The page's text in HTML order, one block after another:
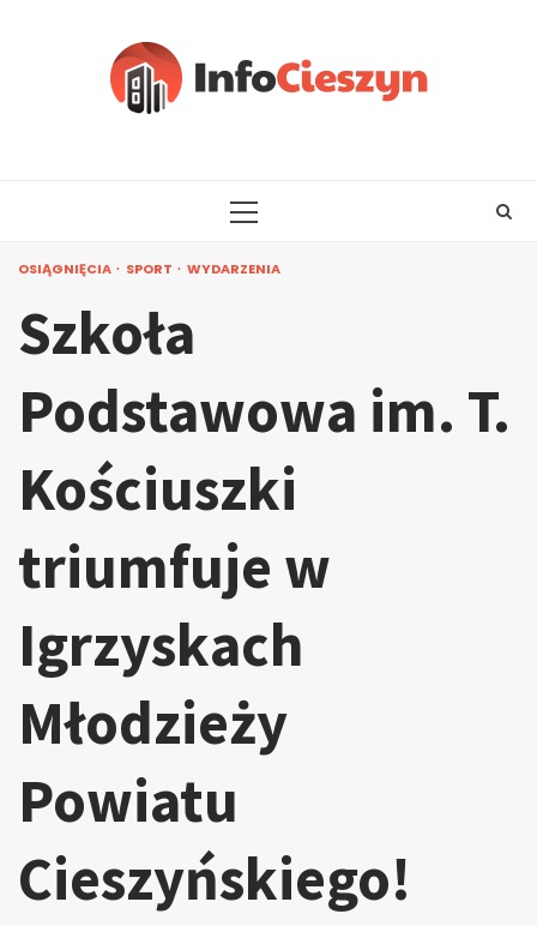
PRIMARY
OSIĄGNIĘCIA SPORT WYDARZENIA
Szkoła
Podstawowa im. T.
Kościuszki
triumfuje w
Igrzyskach
Młodzieży
Powiatu
Cieszyńskiego!